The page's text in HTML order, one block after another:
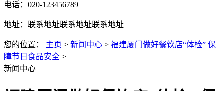
电话：020-123456789
地址：联系地址联系地址联系地址
您的位置： 主页 > 新闻中心 > 福建厦门做好餐饮店“体检” 保
障节日食品安全 >
新闻中心